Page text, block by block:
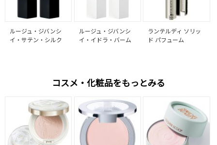
ルージュ・ジバンシ
イ・サテン・シルク
ルージュ・ジバンシ
イ・イドラ・バーム
ランテルディ ソリッ
ド パフューム
コスメ・化粧品をもっとみる